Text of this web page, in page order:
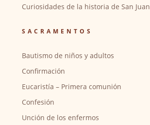
Curiosidades de la historia de San Juan
SACRAMENTOS
Bautismo de niños y adultos
Confirmación
Eucaristía – Primera comunión
Confesión
Unción de los enfermos